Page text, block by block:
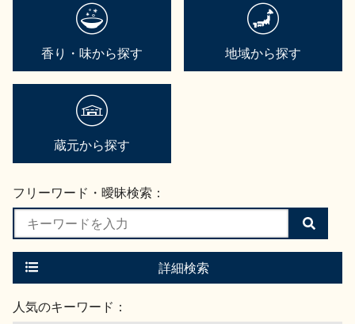
香り・味から探す 地域から探す
蔵元から探す
フリーワード・曖昧検索：
検
索
す
詳細検索
人気のキーワード：